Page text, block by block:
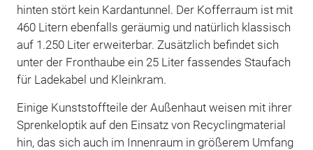
hinten stört kein Kardantunnel. Der Kofferraum ist mit
460 Litern ebenfalls geräumig und natürlich klassisch
auf 1.250 Liter erweiterbar. Zusätzlich befindet sich
unter der Fronthaube ein 25 Liter fassendes Staufach
für Ladekabel und Kleinkram.
Einige Kunststoffteile der Außenhaut weisen mit ihrer
Sprenkeloptik auf den Einsatz von Recyclingmaterial
hin, das sich auch im Innenraum in größerem Umfang